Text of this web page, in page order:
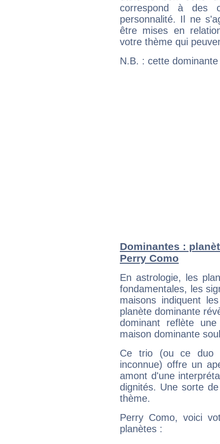
correspond à des
personnalité. Il ne
être mises en
votre thème qui
N.B. : cette
Dominantes :
Perry Como
En astrologie, les
fondamentales, les
maisons indiquent
planète dominante
dominant reflète
maison dominante
Ce trio (ou ce duo
inconnue) offre un
amont d'une
dignités. Une sorte
thème.
Perry Como, voici
planètes :